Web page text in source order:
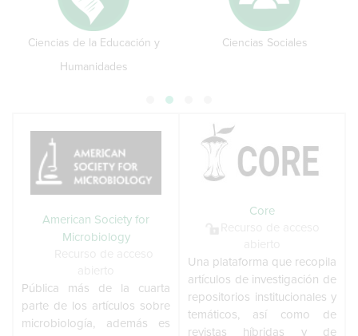
Ciencias de la Educación y
Humanidades
Ciencias Sociales
American Society for
Microbiology
Pública más de la cuarta
parte de los artículos sobre
microbiología, además es
Core
Una plataforma que recopila
artículos de investigación de
repositorios institucionales y
temáticos, así como de
revistas híbridas y de